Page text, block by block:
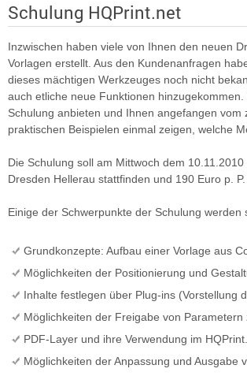
Schulung HQPrint.net
Inzwischen haben viele von Ihnen den neuen
Vorlagen erstellt. Aus den Kundenanfragen
dieses mächtigen Werkzeuges noch nicht
auch etliche neue Funktionen
Schulung anbieten und Ihnen angefangen
praktischen Beispielen einmal zeigen, welche
Die Schulung soll am Mittwoch dem
Dresden Hellerau stattfinden und 190 Euro p.
Einige der Schwerpunkte der Schulung werden
Grundkonzepte: Aufbau einer Vorlage aus
Möglichkeiten der Positionierung und
Inhalte festlegen über Plug-ins (Vorstellung
Möglichkeiten der Freigabe von
PDF-Layer und ihre Verwendung im
Möglichkeiten der Anpassung und Ausgabe